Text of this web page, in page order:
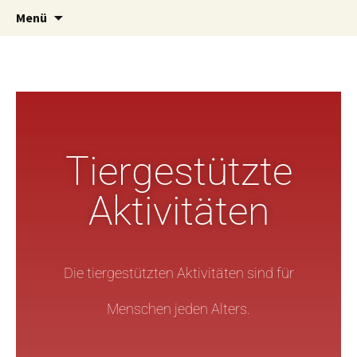
Tipih
Zentrum für tiergestützte Therapie und
Förderung Nicole Holz
Menü
Tiergestützte
Aktivitäten
Die tiergestützten Aktivitäten sind für
Menschen jeden Alters.